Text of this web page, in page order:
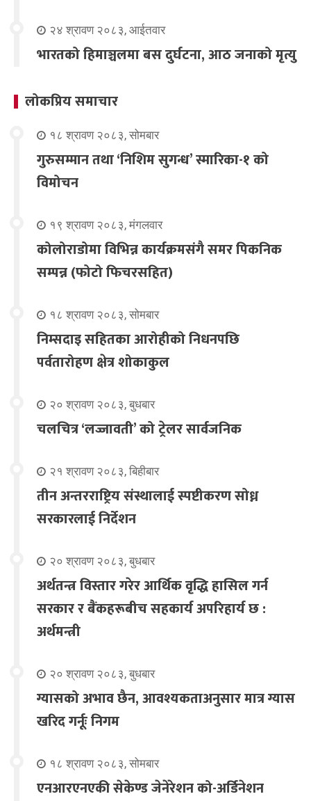
२४ श्रावण २०८३, आईतवार
भारतको हिमाञ्चलमा बस दुर्घटना, आठ जनाको मृत्यु
लोकप्रिय समाचार
१८ श्रावण २०८३, सोमबार
गुरुसम्मान तथा ‘निशिम सुगन्ध’ स्मारिका-१ को
विमोचन
१९ श्रावण २०८३, मंगलवार
कोलोराडोमा विभिन्न कार्यक्रमसंगै समर पिकनिक
सम्पन्न (फोटो फिचरसहित)
१८ श्रावण २०८३, सोमबार
निम्सदाइ सहितका आरोहीको निधनपछि
पर्वतारोहण क्षेत्र शोकाकुल
२० श्रावण २०८३, बुधबार
चलचित्र ‘लज्जावती’ को ट्रेलर सार्वजनिक
२१ श्रावण २०८३, बिहीबार
तीन अन्तरराष्ट्रिय संस्थालाई स्पष्टीकरण सोध्न
सरकारलाई निर्देशन
२० श्रावण २०८३, बुधबार
अर्थतन्त्र विस्तार गरेर आर्थिक वृद्धि हासिल गर्न
सरकार र बैंकहरूबीच सहकार्य अपरिहार्य छ :
अर्थमन्त्री
२० श्रावण २०८३, बुधबार
ग्यासको अभाव छैन, आवश्यकताअनुसार मात्र ग्यास
खरिद गर्नूः निगम
१८ श्रावण २०८३, सोमबार
एनआरएनएकी सेकेण्ड जेनेरेशन को-अर्डिनेशन